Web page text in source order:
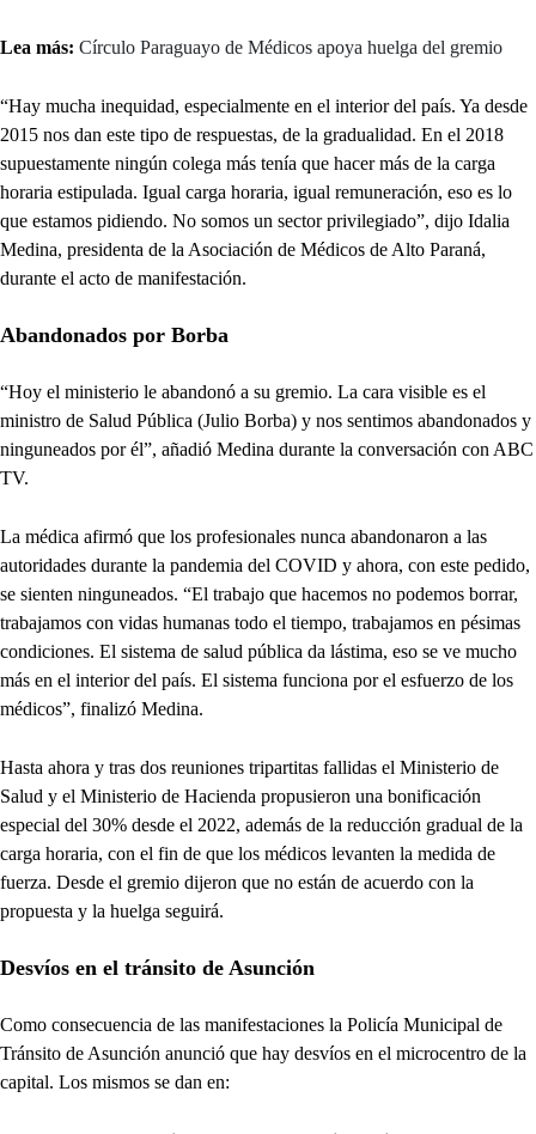
Lea más: Círculo Paraguayo de Médicos apoya huelga del gremio
“Hay mucha inequidad, especialmente en el interior del país. Ya desde
2015 nos dan este tipo de respuestas, de la gradualidad. En el 2018
supuestamente ningún colega más tenía que hacer más de la carga
horaria estipulada. Igual carga horaria, igual remuneración, eso es lo
que estamos pidiendo. No somos un sector privilegiado”, dijo Idalia
Medina, presidenta de la Asociación de Médicos de Alto Paraná,
durante el acto de manifestación.
Abandonados por Borba
“Hoy el ministerio le abandonó a su gremio. La cara visible es el
ministro de Salud Pública (Julio Borba) y nos sentimos abandonados y
ninguneados por él”, añadió Medina durante la conversación con ABC
TV.
La médica afirmó que los profesionales nunca abandonaron a las
autoridades durante la pandemia del COVID y ahora, con este pedido,
se sienten ninguneados. “El trabajo que hacemos no podemos borrar,
trabajamos con vidas humanas todo el tiempo, trabajamos en pésimas
condiciones. El sistema de salud pública da lástima, eso se ve mucho
más en el interior del país. El sistema funciona por el esfuerzo de los
médicos”, finalizó Medina.
Hasta ahora y tras dos reuniones tripartitas fallidas el Ministerio de
Salud y el Ministerio de Hacienda propusieron una bonificación
especial del 30% desde el 2022, además de la reducción gradual de la
carga horaria, con el fin de que los médicos levanten la medida de
fuerza. Desde el gremio dijeron que no están de acuerdo con la
propuesta y la huelga seguirá.
Desvíos en el tránsito de Asunción
Como consecuencia de las manifestaciones la Policía Municipal de
Tránsito de Asunción anunció que hay desvíos en el microcentro de la
capital. Los mismos se dan en: